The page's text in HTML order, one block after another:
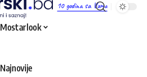
10 godina sa Vama
Mostarlook
Najnovije